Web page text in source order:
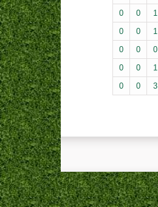
1
0
0
1
0
0
0
0
0
1
0
0
3
0
0